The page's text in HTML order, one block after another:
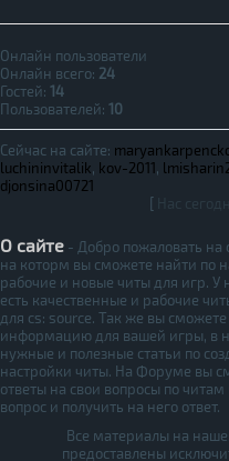
Онлайн пользователи
Онлайн всего: 24
Гостей: 14
Пользователей: 10
Сейчас на сайте:
luchininvitalik, kov-2011,
djonsina00721
[
О сайте - Добро пожаловать на
на которм вы сможете найти по
рабочие и новые читы для игр. У
есть качественные и рабочие
для cs: source. Так же вы
информацию для вашей игры, в
нужные и полезные статьи по
настройки читы. На Форуме вы
ответы на свои вопросы по читам
вопрос и получить на него ответ.
Все материалы на
предоставлены